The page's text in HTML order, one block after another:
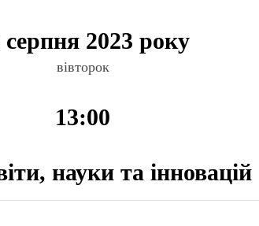
серпня 2023 року
вівторок
13:00
науки та інновацій